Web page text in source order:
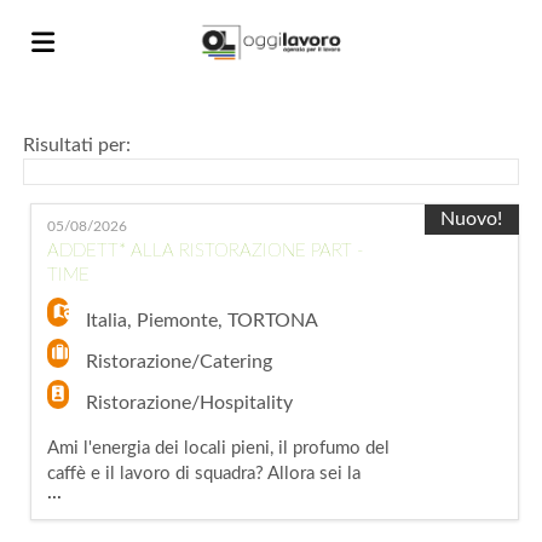
Offerte
CV
Lingua
Risultati per:
05/08/2026
ADDETT* ALLA RISTORAZIONE PART -
TIME
Italia, Piemonte,TORTONA
Ristorazione/Catering
Ristorazione/Hospitality
Ami l'energia dei locali pieni, il profumo del
caffè e il lavoro di squadra? Allora sei la
persona che stiamo cercando! Oggi Lavoro
S.p.A., agenzia per il lavoro, filiale di Novi
...
Nuovo!